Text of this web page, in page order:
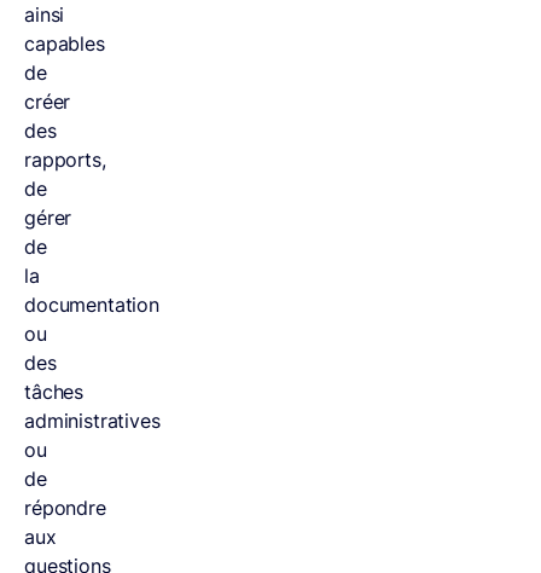
ainsi
capables
de
créer
des
rapports,
de
gérer
de
la
documentation
ou
des
tâches
administratives
ou
de
répondre
aux
questions